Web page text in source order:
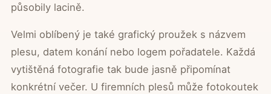
působily lacině.
Velmi oblíbený je také grafický proužek s názvem
plesu, datem konání nebo logem pořadatele. Každá
vytištěná fotografie tak bude jasně připomínat
konkrétní večer. U firemních plesů může fotokoutek